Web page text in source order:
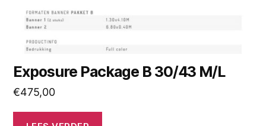
Exposure Package B 30/43 M/L
€475,00